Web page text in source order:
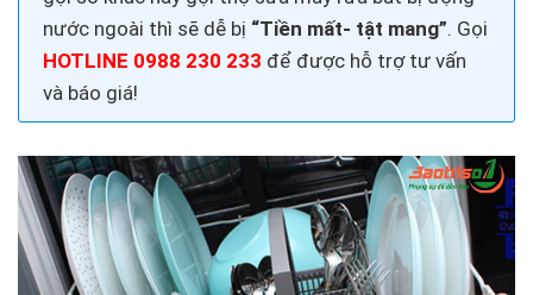
nước ngoài thì sẽ dễ bị “Tiền mất- tật mang”. Gọi
HOTLINE 0988 230 233 để được hỗ trợ tư vấn
và báo giá!